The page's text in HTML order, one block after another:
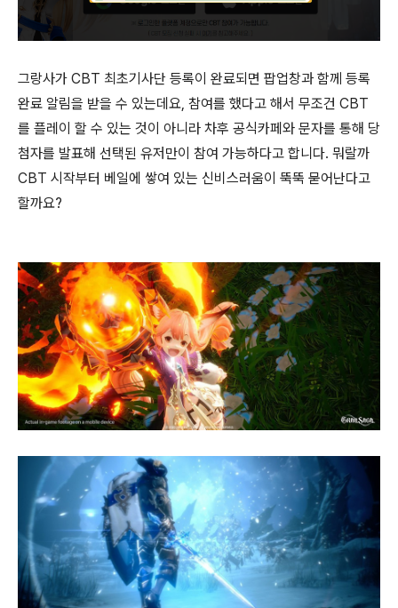
그랑사가 CBT 최초기사단 등록이 완료되면 팝업창과 함께 등록
완료 알림을 받을 수 있는데요, 참여를 했다고 해서 무조건 CBT
를 플레이 할 수 있는 것이 아니라 차후 공식카페와 문자를 통해 당
첨자를 발표해 선택된 유저만이 참여 가능하다고 합니다. 뭐랄까
CBT 시작부터 베일에 쌓여 있는 신비스러움이 뚝뚝 묻어난다고
할까요?